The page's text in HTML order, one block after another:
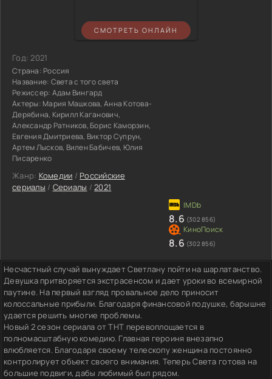
СМОТРЕТЬ ОНЛАЙН
Год:2021
Страна: Россия
Название: Света с того света
Режиссер: Адам Вингард
Актеры: Мария Машкова, Анна Котова-
Дерябина, Кирилл Каганович,
Александр Ратников, Борис Каморзин,
Евгения Дмитриева, Виктор Супрун,
Артем Лысков, Вилен Бабичев, Юлия
Писаренко
Жанр: Комедии / Российские
сериалы / Сериалы /2021
8.6 (302 856)
8.6 (302 856)
Несчастный случай вынуждает Светлану пойти на шарлатанство.
Девушка притворяется экстрасенсом и дает уроки во всемирной
паутине. На первый взгляд провальное дело приносит
колоссальные прибыли. Благодаря финансовой подушке, барышне
удается решить многие проблемы.
Новый 2 сезон сериала от ТНТ перевоплощается в
полномасштабную комедию. Главная героиня внезапно
влюбляется. Благодаря своему телескопу женщина постоянно
контролирует объект своего внимания. Теперь Света готова на
большие подвиги, дабы любимый был рядом.